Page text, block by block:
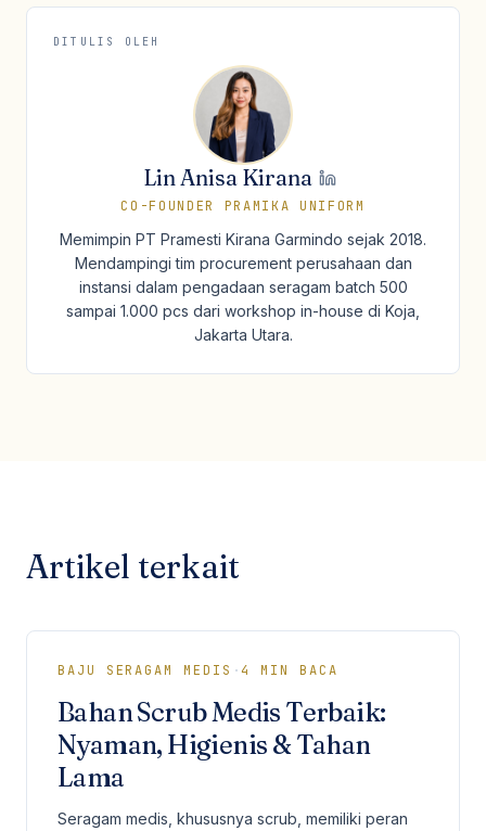
DITULIS OLEH
Lin Anisa Kirana
CO-FOUNDER PRAMIKA UNIFORM
Memimpin PT Pramesti Kirana Garmindo sejak 2018.
Mendampingi tim procurement perusahaan dan
instansi dalam pengadaan seragam batch 500
sampai 1.000 pcs dari workshop in-house di Koja,
Jakarta Utara.
Artikel terkait
BAJU SERAGAM MEDIS ·4 MIN BACA
Bahan Scrub Medis Terbaik:
Nyaman, Higienis & Tahan
Lama
Seragam medis, khususnya scrub, memiliki peran